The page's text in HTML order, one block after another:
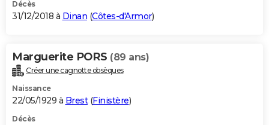
Décès
31/12/2018 à Dinan (Côtes-d'Armor)
Marguerite PORS (89 ans)
Créer une cagnotte obsèques
Naissance
22/05/1929 à Brest(Finistère)
Décès